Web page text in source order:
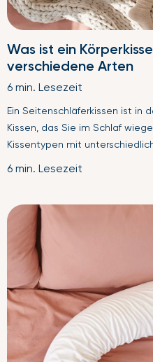
Was ist ein
verschiedene Arten
6 min. Lesezeit
Ein Seitenschläferkissen ist in
Kissen, das Sie im Schlaf
Kissentypen mit
6 min. Lesezeit